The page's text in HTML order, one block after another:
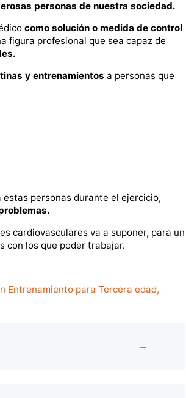
personas de nuestra sociedad.
como solución o medida de control
figura profesional que sea capaz de
y entrenamientos a personas que
estas personas durante el ejercicio,
cardiovasculares va a suponer, para un
con los que poder trabajar.
Entrenamiento para Tercera edad,